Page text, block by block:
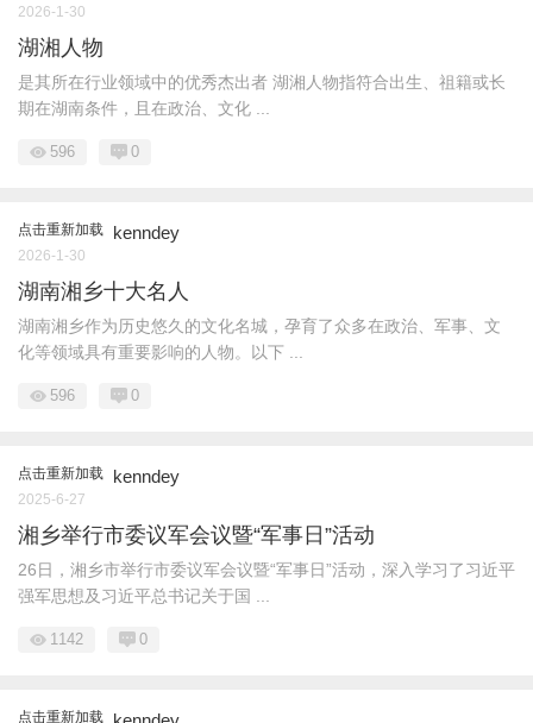
2026-1-30
湖湘人物
是其所在行业领域中的优秀杰出者 湖湘人物指符合出生、祖籍或长
期在湖南条件，且在政治、文化 ...
596 0
点击重新加载 kenndey
2026-1-30
湖南湘乡十大名人
湖南湘乡作为历史悠久的文化名城，孕育了众多在政治、军事、文
化等领域具有重要影响的人物。以下 ...
596 0
点击重新加载 kenndey
2025-6-27
湘乡举行市委议军会议暨“军事日”活动
26日，湘乡市举行市委议军会议暨“军事日”活动，深入学习了习近平
强军思想及习近平总书记关于国 ...
1142 0
点击重新加载